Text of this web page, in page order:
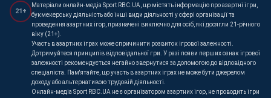
21+
Матеріали онлайн-медіа Sport RBC.UA, що містять інформацію про азартні ігри,
букмекерську діяльність або інші види діяльності у сфері організації та
проведення азартних ігор, призначені виключно для осіб, які досягли 21-річного
віку (21+).
Участь в азартних іграх може спричинити розвиток ігрової залежності.
Дотримуйтеся принципів відповідальної гри. У разі появи перших ознак ігрової
залежності рекомендується негайно звернутися за допомогою до відповідного
спеціаліста. Пам'ятайте, що участь в азартних іграх не може бути джерелом
доходу або альтернативою трудовій діяльності.
Онлайн-медіа Sport RBC.UA не є організатором азартних ігор, не проводить ігри